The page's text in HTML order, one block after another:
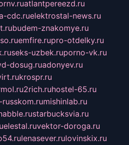
atlantpereezd.ru
cdc.ruelektrostal-news.ru
budem-znakomye.ru
emfire.rupro-otdelky.ru
seks-uzbek.ruporno-vk.ru
dosug.ruadonyev.ru
krospr.ru
2rich.ruhostel-65.ru
mishinlab.ru
starbucksvia.ru
elestal.ruvektor-doroga.ru
lenasever.rulovinskix.ru